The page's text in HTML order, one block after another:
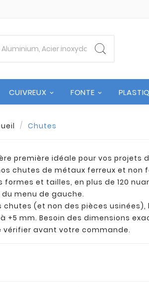
CUIVREUX FONTE
Chutes
première idéale pour vos projets
chutes de métaux ferreux et non
et tailles, en plus de 120
menu de gauche.
(et non des pièces
+5 mm. Besoin des dimensions
vérifier avant votre commande.